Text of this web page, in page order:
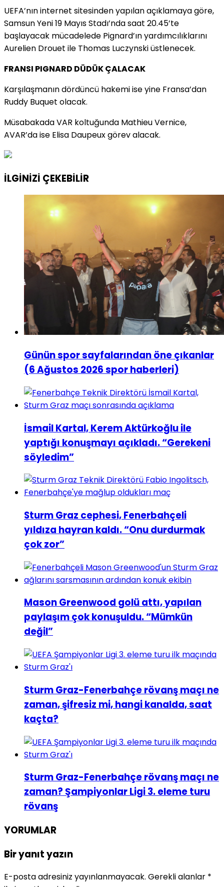
UEFA’nın internet sitesinden yapılan açıklamaya göre,
Samsun Yeni 19 Mayıs Stadı’nda saat 20.45’te
başlayacak mücadelede Pignard’ın yardımcılıklarını
Aurelien Drouet ile Thomas Luczynski üstlenecek.
FRANSI PIGNARD DÜDÜK ÇALACAK
Karşılaşmanın dördüncü hakemi ise yine Fransa’dan
Ruddy Buquet olacak.
Müsabakada VAR koltuğunda Mathieu Vernice,
AVAR’da ise Elisa Daupeux görev alacak.
İLGİNİZİ ÇEKEBİLİR
Günün spor sayfalarından öne çıkanlar
(6 Ağustos 2026 spor haberleri)
İsmail Kartal, Kerem Aktürkoğlu ile
yaptığı konuşmayı açıkladı. “Gerekeni
söyledim”
Sturm Graz cephesi, Fenerbahçeli
yıldıza hayran kaldı. “Onu durdurmak
çok zor”
Mason Greenwood golü attı, yapılan
paylaşım çok konuşuldu. “Mümkün
değil”
Sturm Graz-Fenerbahçe rövanş maçı ne
zaman, şifresiz mi, hangi kanalda, saat
kaçta?
Sturm Graz-Fenerbahçe rövanş maçı ne
zaman? Şampiyonlar Ligi 3. eleme turu
rövanş
YORUMLAR
Bir yanıt yazın
E-posta adresiniz yayınlanmayacak. Gerekli alanlar *